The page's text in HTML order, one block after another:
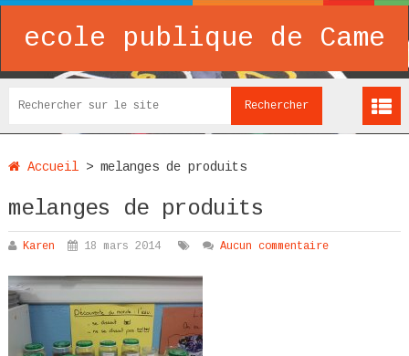
ecole publique de Came
Accueil> melanges de produits
melanges de produits
Karen 18 mars 2014 Aucun commentaire